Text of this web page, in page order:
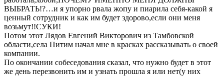
ВЫБРАТЬ!?…и я упорно рвала жопу и пиарила себя-какой я
ценный сотрудник и как им будет здорово,если они меня
возьмут!!СУКИ!
Потом этот Лядов Евгений Викторович из Тамбовской
области,села Питим начал мне в красках рассказывать о своей
компании.
По окончании собеседования сказал, что нужно будет в этот
же день перезвонить им и узнать прошла я или нет(у них